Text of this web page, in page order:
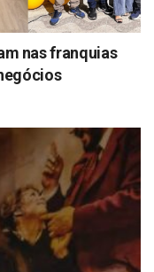
nas franquias